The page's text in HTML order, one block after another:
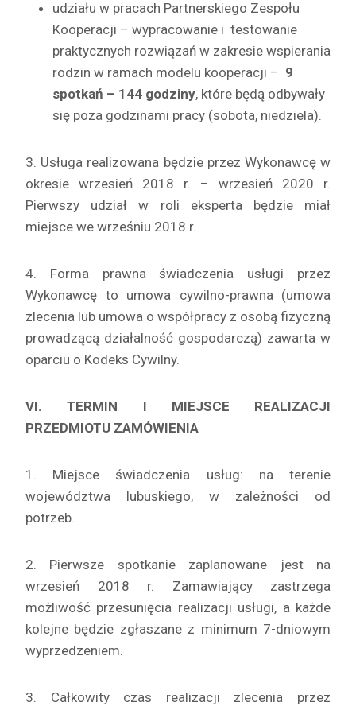
udziału w pracach Partnerskiego Zespołu
Kooperacji – wypracowanie i testowanie
praktycznych rozwiązań w zakresie wspierania
rodzin w ramach modelu kooperacji – 9
spotkań – 144 godziny, które będą odbywały
się poza godzinami pracy (sobota, niedziela).
3. Usługa realizowana będzie przez Wykonawcę w
okresie wrzesień 2018 r. – wrzesień 2020 r.
Pierwszy udział w roli eksperta będzie miał
miejsce we wrześniu 2018 r.
4. Forma prawna świadczenia usługi przez
Wykonawcę to umowa cywilno-prawna (umowa
zlecenia lub umowa o współpracy z osobą fizyczną
prowadzącą działalność gospodarczą) zawarta w
oparciu o Kodeks Cywilny.
VI. TERMIN I MIEJSCE REALIZACJI
PRZEDMIOTU ZAMÓWIENIA
1. Miejsce świadczenia usług: na terenie
województwa lubuskiego, w zależności od
potrzeb.
2. Pierwsze spotkanie zaplanowane jest na
wrzesień 2018 r. Zamawiający zastrzega
możliwość przesunięcia realizacji usługi, a każde
kolejne będzie zgłaszane z minimum 7-dniowym
wyprzedzeniem.
3. Całkowity czas realizacji zlecenia przez